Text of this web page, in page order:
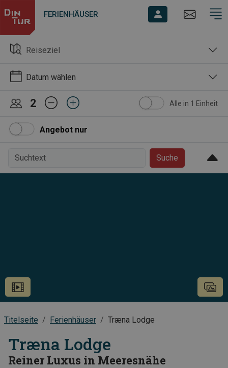
FERIENHÄUSER
Reiseziel
Datum wählen
2 Alle in 1 Einheit
Angebot nur
Suche
Titelseite Ferienhäuser Træna Lodge
Træna Lodge
Reiner Luxus in Meeresnähe